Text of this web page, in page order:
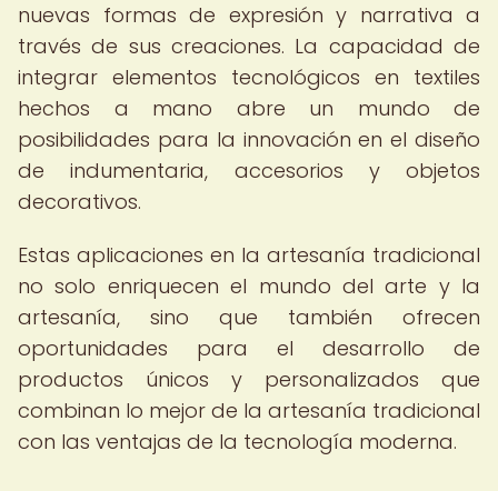
nuevas formas de expresión y narrativa a
través de sus creaciones. La capacidad de
integrar elementos tecnológicos en textiles
hechos a mano abre un mundo de
posibilidades para la innovación en el diseño
de indumentaria, accesorios y objetos
decorativos.
Estas aplicaciones en la artesanía tradicional
no solo enriquecen el mundo del arte y la
artesanía, sino que también ofrecen
oportunidades para el desarrollo de
productos únicos y personalizados que
combinan lo mejor de la artesanía tradicional
con las ventajas de la tecnología moderna.